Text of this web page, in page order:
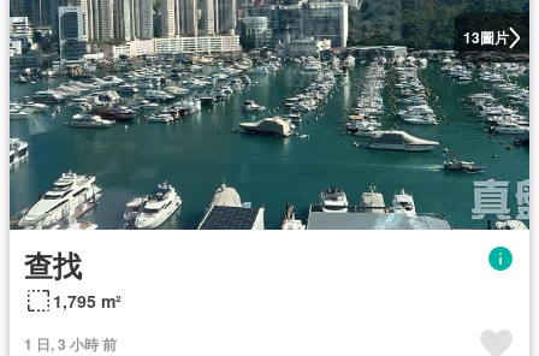
13圖片
查找
1,795 m²
1 日, 3 小時 前